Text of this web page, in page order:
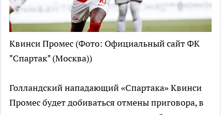
Квинси Промес (Фото: Официальный сайт ФК
"Спартак" (Москва))
Голландский нападающий «Спартака» Квинси
Промес будет добиваться отмены приговора, в